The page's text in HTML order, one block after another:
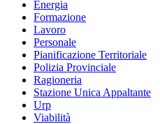
Energia
Formazione
Lavoro
Personale
Pianificazione Territoriale
Polizia Provinciale
Ragioneria
Stazione Unica Appaltante
Urp
Viabilità